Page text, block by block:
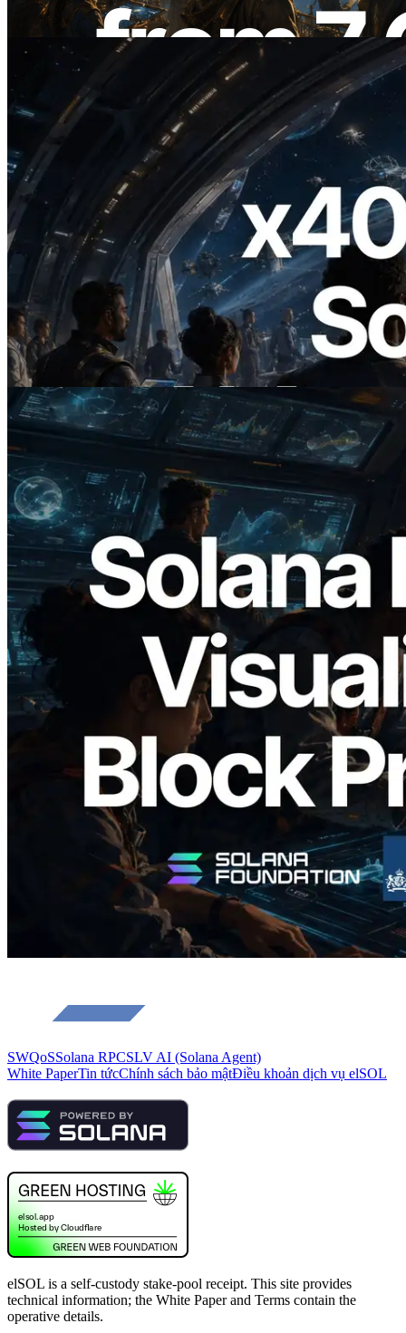
Đọc bài viết này
2026.07.04
ERPC ra mắt Solana RPC hỗ trợ x402 —
Mở ra thời đại AI Agent trả tiền theo nhu
cầu cho API cần dùng
Đọc bài viết này
2026.05.24
Validators Solutions ra mắt Solana Block
Analyzer — Trực quan hóa thời gian tạo
block và validator phụ trách theo từng
slot
Đọc bài viết này
SWQoSSolana RPCSLV AI (Solana Agent)
White PaperTin tứcChính sách bảo mậtĐiều khoản dịch vụ elSOL
elSOL is a self-custody stake-pool receipt. This site provides
technical information; the White Paper and Terms contain the
operative details.